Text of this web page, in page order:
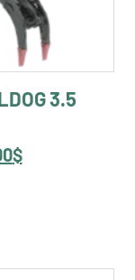
3.5
$